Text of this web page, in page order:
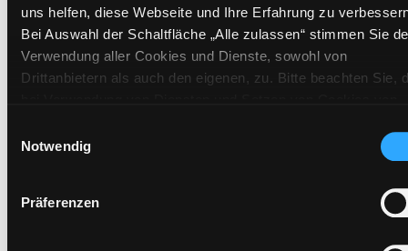
uns helfen, diese Webseite und Ihre Erfahrung zu
Bei Auswahl der Schaltfläche „Alle zulassen“ stimmen Sie
Verwendung aller Cookies und Dienste, sowohl von
Drittanbietern als auch den eigenen, zu. Bitte beachten Sie,
(Länder außerhalb des EWR ohne adäquates
Datenschutzniveau) stattfinden kann. In diesem
ausgeschlossen werden. Eine Verarbeitung durch solche
Notwendig
Präferenzen
Status:Verfügbar
Vorbestellungen: 0
Mediengruppe: DVD
Standort 3: